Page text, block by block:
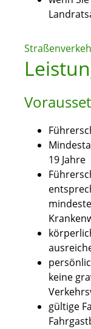
19 Jahre
keine
gültige